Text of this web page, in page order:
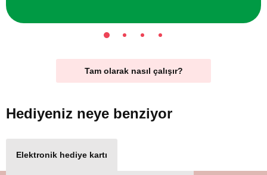
Tam olarak nasıl çalışır?
Hediyeniz neye benziyor
Elektronik hediye kartı